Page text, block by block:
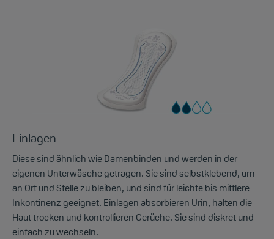
Einlagen
Diese sind ähnlich wie Damenbinden und werden in der
eigenen Unterwäsche getragen. Sie sind selbstklebend, um
an Ort und Stelle zu bleiben, und sind für leichte bis mittlere
Inkontinenz geeignet. Einlagen absorbieren Urin, halten die
Haut trocken und kontrollieren Gerüche. Sie sind diskret und
einfach zu wechseln.